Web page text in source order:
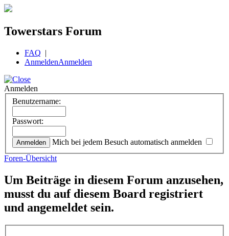
Towerstars Forum
FAQ |
AnmeldenAnmelden
Anmelden
Benutzername:
Passwort:
Mich bei jedem Besuch automatisch anmelden
Foren-Übersicht
Um Beiträge in diesem Forum anzusehen,
musst du auf diesem Board registriert
und angemeldet sein.